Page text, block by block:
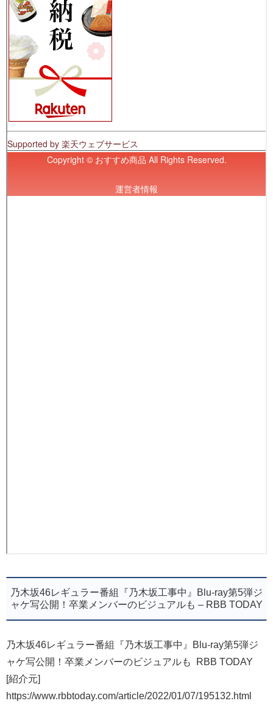
乃木坂46レギュラー番組『乃木坂工事中』Blu-ray第5弾ジ
ャケ写公開！卒業メンバーのビジュアルも – RBB TODAY
乃木坂46レギュラー番組『乃木坂工事中』Blu-ray第5弾ジ
ャケ写公開！卒業メンバーのビジュアルも RBB TODAY
[紹介元]
https://www.rbbtoday.com/article/2022/01/07/195132.html